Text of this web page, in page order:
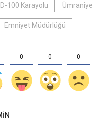
D-100 Karayolu Ümraniye
Emniyet Müdürlüğü
0 0 0